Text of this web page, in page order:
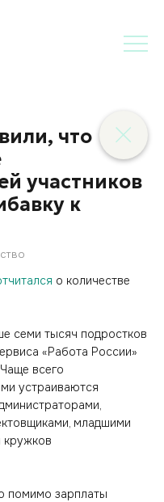
что
участников
к
о количестве
семи тысяч подростков
«Работа России»
всего
устраиваются
младшими
кружков
помимо зарплаты